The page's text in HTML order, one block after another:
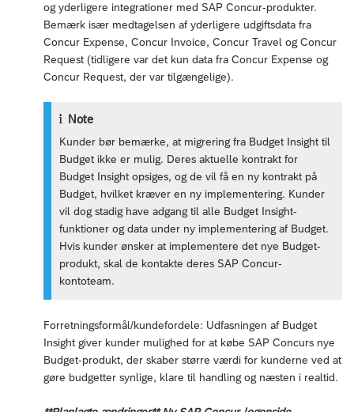
og yderligere integrationer med SAP Concur-produkter.
Bemærk især medtagelsen af yderligere udgiftsdata fra
Concur Expense, Concur Invoice, Concur Travel og Concur
Request (tidligere var det kun data fra Concur Expense og
Concur Request, der var tilgængelige).
Note
Kunder bør bemærke, at migrering fra Budget Insight til
Budget ikke er mulig. Deres aktuelle kontrakt for
Budget Insight opsiges, og de vil få en ny kontrakt på
Budget, hvilket kræver en ny implementering. Kunder
vil dog stadig have adgang til alle Budget Insight-
funktioner og data under ny implementering af Budget.
Hvis kunder ønsker at implementere det nye Budget-
produkt, skal de kontakte deres SAP Concur-
kontoteam.
Forretningsformål/kundefordele: Udfasningen af Budget
Insight giver kunder mulighed for at købe SAP Concurs nye
Budget-produkt, der skaber større værdi for kunderne ved at
gøre budgetter synlige, klare til handling og næsten i realtid.